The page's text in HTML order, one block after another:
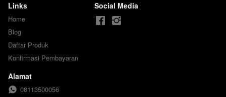
Links
Home
Blog
Daftar Produk
Konfirmasi Pembayaran
Social Media
Alamat
08113500056